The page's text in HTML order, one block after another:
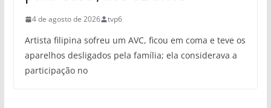
4 de agosto de 2026 tvp6
Artista filipina sofreu um AVC, ficou em coma e teve os
aparelhos desligados pela família; ela considerava a
participação no